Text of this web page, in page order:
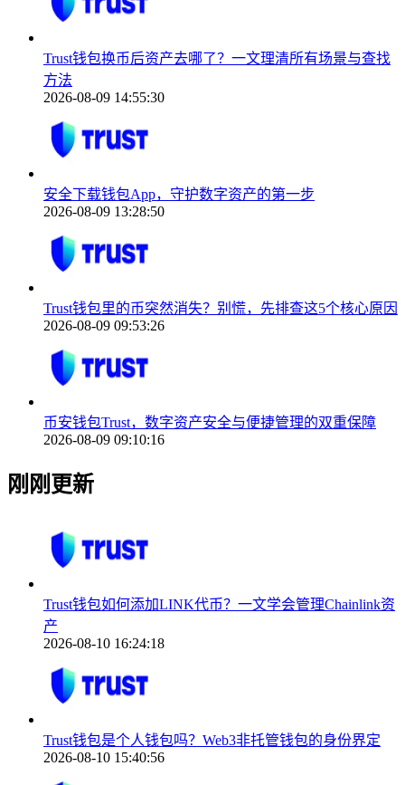
Trust钱包换币后资产去哪了？一文理清所有场景与查找
方法
2026-08-09 14:55:30
安全下载钱包App，守护数字资产的第一步
2026-08-09 13:28:50
Trust钱包里的币突然消失？别慌，先排查这5个核心原因
2026-08-09 09:53:26
币安钱包Trust，数字资产安全与便捷管理的双重保障
2026-08-09 09:10:16
刚刚更新
Trust钱包如何添加LINK代币？一文学会管理Chainlink资
产
2026-08-10 16:24:18
Trust钱包是个人钱包吗？Web3非托管钱包的身份界定
2026-08-10 15:40:56